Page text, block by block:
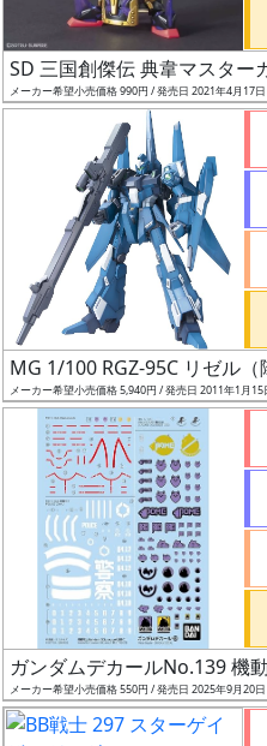
割
引
SD 三国創傑伝 典韋マスター
メーカー希望小売価格 990円 / 発売日 2021年4月17日
MG 1/100 RGZ-95C リゼル（
メーカー希望小売価格 5,940円 / 発売日 2011年1月15
ガンダムデカールNo.139 機
メーカー希望小売価格 550円 / 発売日 2025年9月20日